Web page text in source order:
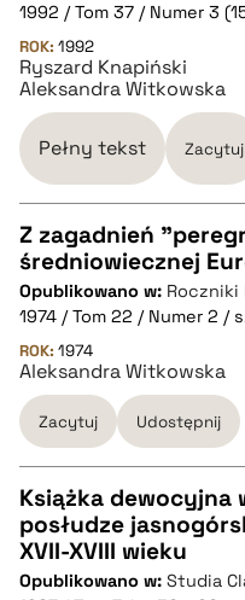
pobierz cytat
BIBTEX
pobierz cytat
1992 / Tom 37 / Numer 3
ROK: 1992
Ryszard Knapiński
Aleksandra Witkowska
Pełny tekst Zacytuj
CZYSTY TEKST
pobierz cytat
BIBTEX
pobierz cytat
Z zagadnień
średniowiecznej
Opublikowano w: Roczniki
1974 / Tom 22 / Numer 2 /
ROK: 1974
Aleksandra Witkowska
Zacytuj Udostępnij
CZYSTY TEKST
Książka dewocyjna
posłudze
XVII-XVIII wieku
Opublikowano w: Studia